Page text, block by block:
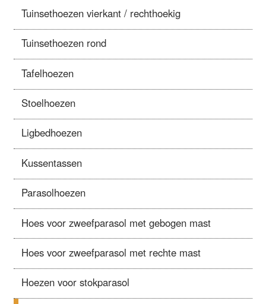
Tuinsethoezen vierkant / rechthoekig
Tuinsethoezen rond
Tafelhoezen
Stoelhoezen
Ligbedhoezen
Kussentassen
Parasolhoezen
Hoes voor zweefparasol met gebogen mast
Hoes voor zweefparasol met rechte mast
Hoezen voor stokparasol